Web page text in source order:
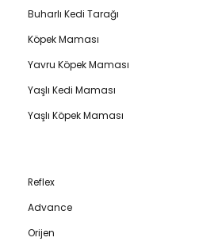
ve kafes ekipmanları ile
ve konfor ihtiyaçlarını eksiksiz
destek olabilirsiniz. Tek
Artıran Kemirgen Pet
malzemeleri ile minik
ve konforunu
kemirgen ürünlerine
Buharlı Kedi Tarağı
Köpek Maması
Yavru Köpek Maması
Yaşlı Kedi Maması
Yaşlı Köpek Maması
Reflex
Advance
Orijen